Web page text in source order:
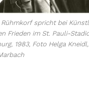
Rühmkorf spricht bei
Frieden im St. Pauli-
1983, Foto Helga Kneidl,